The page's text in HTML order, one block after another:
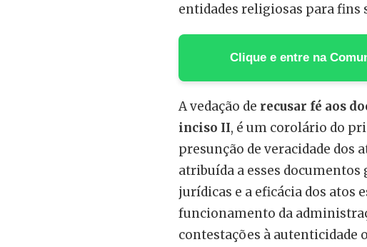
entidades religiosas para fins
Clique e entre na
A vedação de recusar fé aos
inciso II, é um corolário do
presunção de veracidade dos
atribuída a esses documentos
jurídicas e a eficácia dos atos
funcionamento da
contestações à autenticidade